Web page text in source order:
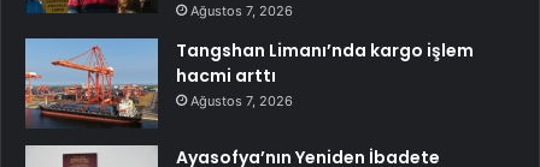
Ağustos 7, 2026
Tangshan Limanı’nda kargo işlem
hacmi arttı
Ağustos 7, 2026
Ayasofya’nın Yeniden İbadete